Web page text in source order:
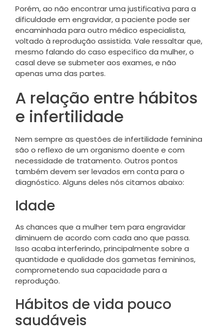
Porém, ao não encontrar uma justificativa para a
dificuldade em engravidar, a paciente pode ser
encaminhada para outro médico especialista,
voltado à reprodução assistida. Vale ressaltar que,
mesmo falando do caso específico da mulher, o
casal deve se submeter aos exames, e não
apenas uma das partes.
A relação entre hábitos
e infertilidade
Nem sempre as questões de infertilidade feminina
são o reflexo de um organismo doente e com
necessidade de tratamento. Outros pontos
também devem ser levados em conta para o
diagnóstico. Alguns deles nós citamos abaixo:
Idade
As chances que a mulher tem para engravidar
diminuem de acordo com cada ano que passa.
Isso acaba interferindo, principalmente sobre a
quantidade e qualidade dos gametas femininos,
comprometendo sua capacidade para a
reprodução.
Hábitos de vida pouco
saudáveis